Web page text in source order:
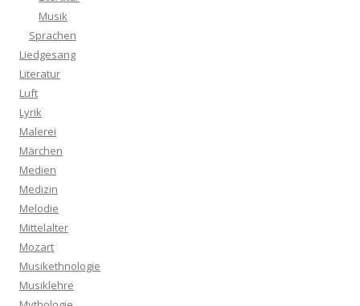
Musik
Sprachen
Liedgesang
Literatur
Luft
Lyrik
Malerei
Märchen
Medien
Medizin
Melodie
Mittelalter
Mozart
Musikethnologie
Musiklehre